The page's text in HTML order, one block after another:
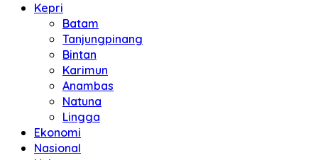
Kepri
Batam
Tanjungpinang
Bintan
Karimun
Anambas
Natuna
Lingga
Ekonomi
Nasional